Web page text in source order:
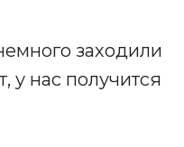
заходили
у нас получится